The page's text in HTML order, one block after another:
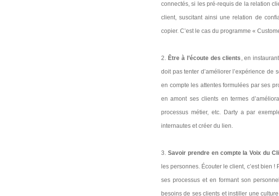
connectés, si les pré-requis de la relation
client, suscitant ainsi une relation de
copier. C’est le cas du programme «
2. Être à l’écoute des clients , en
doit pas tenter d’améliorer l’expérience
en compte les attentes formulées par ses
en amont ses clients en termes
processus métier, etc. Darty a par
internautes et créer du lien.
3. Savoir prendre en compte la Voix du
les personnes. Écouter le client, c’est bien
ses processus et en formant son
besoins de ses clients et instiller une